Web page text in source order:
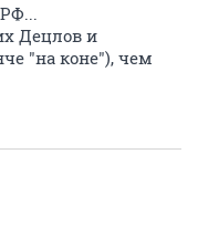
Децлов и
"на коне"), чем